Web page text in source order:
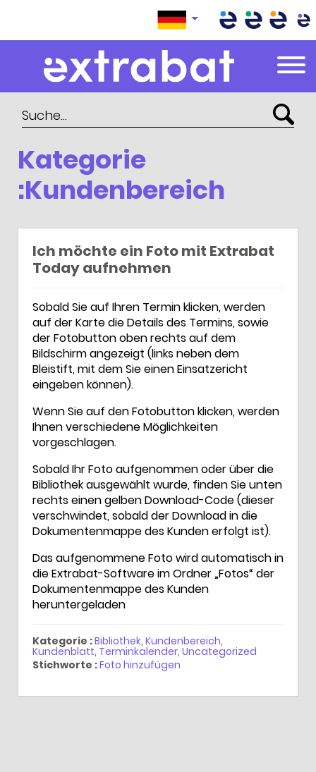
Extrabat – Le Blog
Kategorie
:Kundenbereich
Ich möchte ein Foto mit Extrabat
Today aufnehmen
Sobald Sie auf Ihren Termin klicken, werden
auf der Karte die Details des Termins, sowie
der Fotobutton oben rechts auf dem
Bildschirm angezeigt (links neben dem
Bleistift, mit dem Sie einen Einsatzericht
eingeben können).
Wenn Sie auf den Fotobutton klicken, werden
Ihnen verschiedene Möglichkeiten
vorgeschlagen.
Sobald Ihr Foto aufgenommen oder über die
Bibliothek ausgewählt wurde, finden Sie unten
rechts einen gelben Download-Code (dieser
verschwindet, sobald der Download in die
Dokumentenmappe des Kunden erfolgt ist).
Das aufgenommene Foto wird automatisch in
die Extrabat-Software im Ordner „Fotos“ der
Dokumentenmappe des Kunden
heruntergeladen
Kategorie :Bibliothek, Kundenbereich,
Kundenblatt, Terminkalender, Uncategorized
Stichworte :Foto hinzufügen